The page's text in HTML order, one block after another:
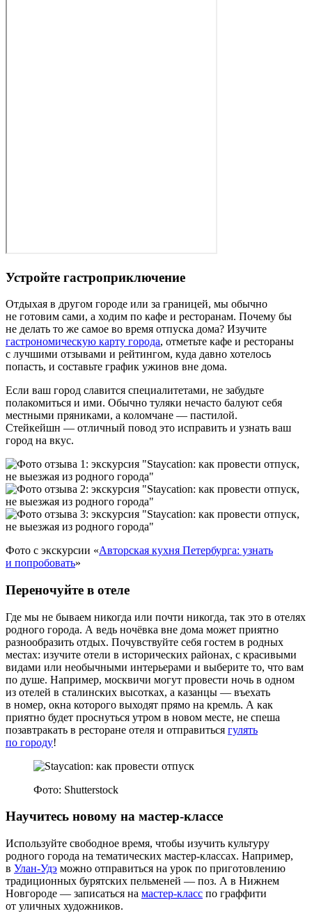
Устройте гастроприключение
Отдыхая в другом городе или за границей, мы обычно
не готовим сами, а ходим по кафе и ресторанам. Почему бы
не делать то же самое во время отпуска дома? Изучите
гастрономическую карту города, отметьте кафе и рестораны
с лучшими отзывами и рейтингом, куда давно хотелось
попасть, и составьте график ужинов вне дома.
Если ваш город славится специалитетами, не забудьте
полакомиться и ими. Обычно туляки нечасто балуют себя
местными пряниками, а коломчане — пастилой.
Стейкейшн — отличный повод это исправить и узнать ваш
город на вкус.
Фото с экскурсии «Авторская кухня Петербурга: узнать
и попробовать»
Переночуйте в отеле
Где мы не бываем никогда или почти никогда, так это в отелях
родного города. А ведь ночёвка вне дома может приятно
разнообразить отдых. Почувствуйте себя гостем в родных
местах: изучите отели в исторических районах, с красивыми
видами или необычными интерьерами и выберите то, что вам
по душе. Например, москвичи могут провести ночь в одном
из отелей в сталинских высотках, а казанцы — въехать
в номер, окна которого выходят прямо на кремль. А как
приятно будет проснуться утром в новом месте, не спеша
позавтракать в ресторане отеля и отправиться гулять
по городу!
Фото: Shutterstock
Научитесь новому на мастер‑классе
Используйте свободное время, чтобы изучить культуру
родного города на тематических мастер‑классах. Например,
в Улан‑Удэ можно отправиться на урок по приготовлению
традиционных бурятских пельменей — поз. А в Нижнем
Новгороде — записаться на мастер‑класс по граффити
от уличных художников.